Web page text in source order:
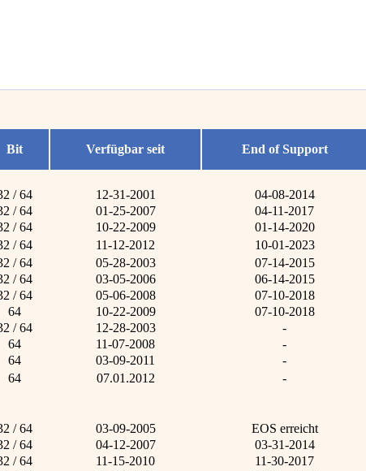
Bit Verfügbar seit End of Support
/ 64 12-31-2001
04-08-2014
/ 64 01-25-2007
04-11-2017
/ 64 10-22-2009
01-14-2020
/ 64 11-12-2012
10-01-2023
/ 64 05-28-2003
07-14-2015
/ 64 03-05-2006
06-14-2015
/ 64 05-06-2008
07-10-2018
64 10-22-2009
07-10-2018
/ 64 12-28-2003
-
64 11-07-2008
-
64 03-09-2011
-
64 07.01.2012 -
/ 64 03-09-2005
EOS erreicht
/ 64 04-12-2007
03-31-2014
/ 64 11-15-2010
11-30-2017